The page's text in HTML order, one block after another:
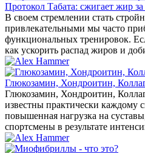
Протокол Табата: сжигает жир
В своем стремлении стать
привлекательными мы часто
функциональных тренировок.
как ускорить распад жиров и
Глюкозамин, Хондроитин,
Глюкозамин, Хондроитин,
известны практически каждому
повышенная нагрузка на
спортсмены в результате